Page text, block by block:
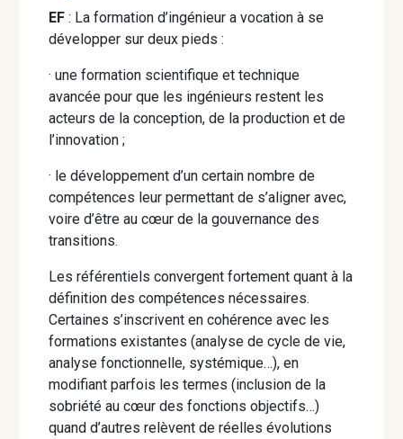
EF: La formation d’ingénieur a vocation à se
développer sur deux pieds :
· une formation scientifique et technique
avancée pour que les ingénieurs restent les
acteurs de la conception, de la production et de
l’innovation ;
· le développement d’un certain nombre de
compétences leur permettant de s’aligner avec,
voire d’être au cœur de la gouvernance des
transitions.
Les référentiels convergent fortement quant à la
définition des compétences nécessaires.
Certaines s’inscrivent en cohérence avec les
formations existantes (analyse de cycle de vie,
analyse fonctionnelle, systémique…), en
modifiant parfois les termes (inclusion de la
sobriété au cœur des fonctions objectifs…)
quand d’autres relèvent de réelles évolutions